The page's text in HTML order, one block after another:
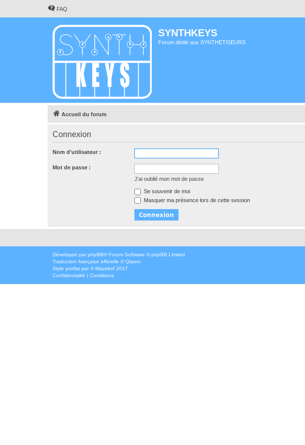
FAQ
SYNTHKEYS
Forum dédié aux SYNTHETISEURS
Accueil du forum
Connexion
Nom d’utilisateur :
Mot de passe :
J’ai oublié mon mot de passe
Se souvenir de moi
Masquer ma présence lors de cette session
Développé par phpBB® Forum Software © phpBB Limited
Traduction française officielle ©Qiaeru
Style proflat par ©Mazeltof 2017
Confidentialité | Conditions